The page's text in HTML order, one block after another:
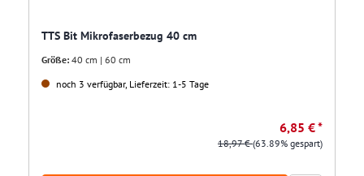
TTS Bit Mikrofaserbezug 40 cm
Größe: 40 cm | 60 cm
noch 3 verfügbar, Lieferzeit: 1-5 Tage
6,85 € *
18,97 €(63.89% gespart)